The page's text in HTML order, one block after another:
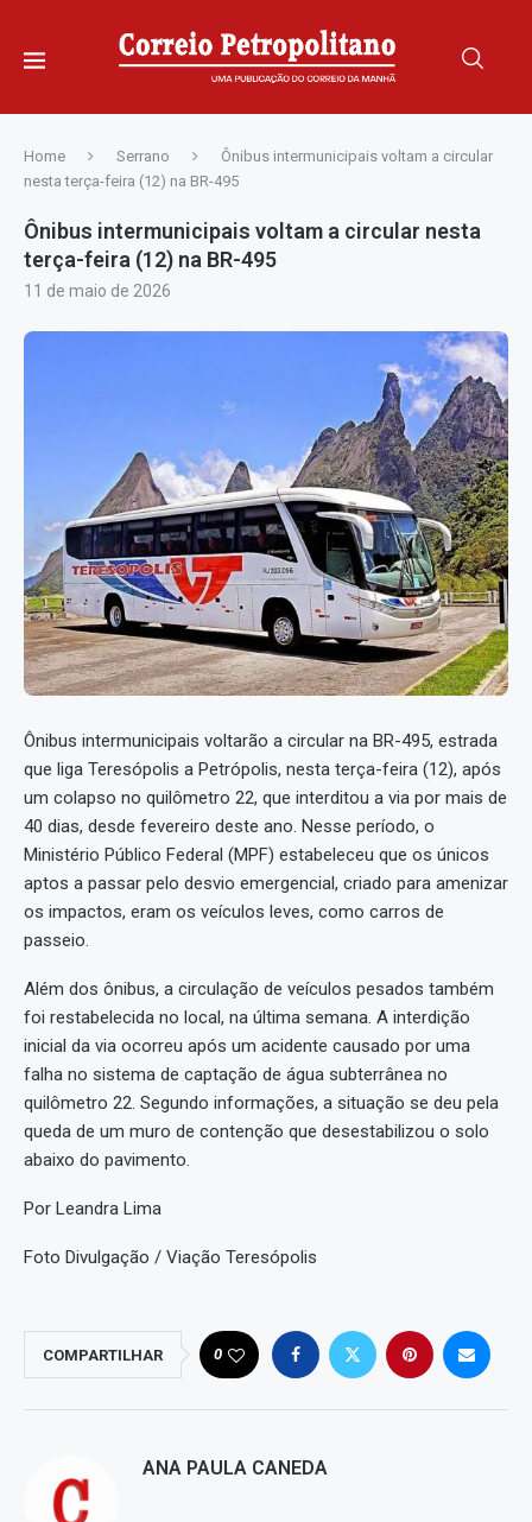
Home Serrano
Ônibus intermunicipais voltam a circular
nesta terça-feira (12) na BR-495
Ônibus intermunicipais voltam a circular nesta
terça-feira (12) na BR-495
11 de maio de 2026
Ônibus intermunicipais voltarão a circular na BR-495, estrada
que liga Teresópolis a Petrópolis, nesta terça-feira (12), após
um colapso no quilômetro 22, que interditou a via por mais de
40 dias, desde fevereiro deste ano. Nesse período, o
Ministério Público Federal (MPF) estabeleceu que os únicos
aptos a passar pelo desvio emergencial, criado para amenizar
os impactos, eram os veículos leves, como carros de
passeio.
Além dos ônibus, a circulação de veículos pesados também
foi restabelecida no local, na última semana. A interdição
inicial da via ocorreu após um acidente causado por uma
falha no sistema de captação de água subterrânea no
quilômetro 22. Segundo informações, a situação se deu pela
queda de um muro de contenção que desestabilizou o solo
abaixo do pavimento.
Por Leandra Lima
Foto Divulgação / Viação Teresópolis
COMPARTILHAR 0
ANA PAULA CANEDA